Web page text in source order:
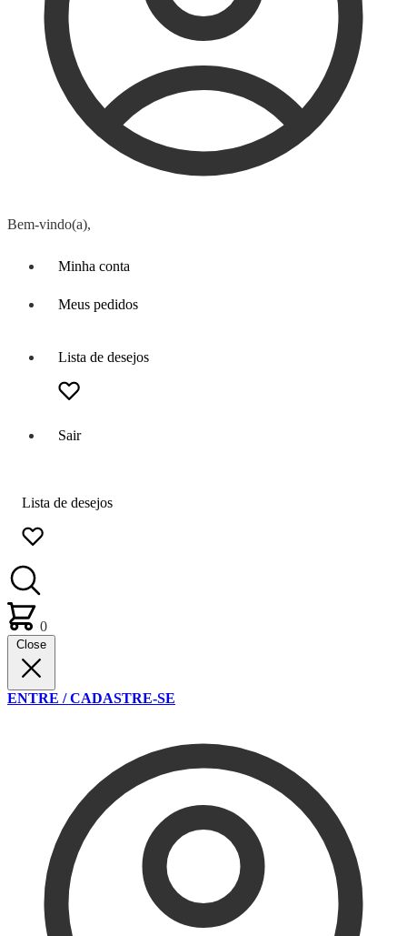
Bem-vindo(a),
Minha conta
Meus pedidos
Lista de desejos
Sair
Lista de desejos
0
Close
ENTRE / CADASTRE-SE